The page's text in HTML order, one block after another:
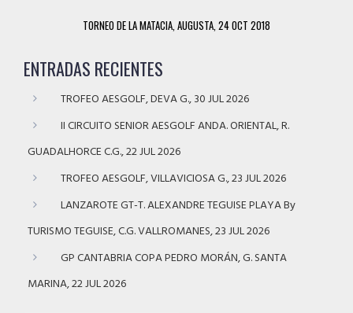
TORNEO DE LA MATACIA, AUGUSTA, 24 OCT 2018
ENTRADAS RECIENTES
TROFEO AESGOLF, DEVA G., 30 JUL 2026
II CIRCUITO SENIOR AESGOLF ANDA. ORIENTAL, R.
GUADALHORCE C.G., 22 JUL 2026
TROFEO AESGOLF, VILLAVICIOSA G., 23 JUL 2026
LANZAROTE GT-T. ALEXANDRE TEGUISE PLAYA By
TURISMO TEGUISE, C.G. VALLROMANES, 23 JUL 2026
GP CANTABRIA COPA PEDRO MORÁN, G. SANTA
MARINA, 22 JUL 2026